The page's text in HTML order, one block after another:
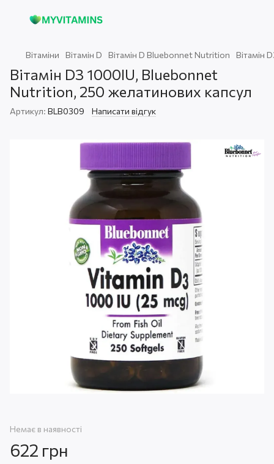
Вітаміни Вітамін D Вітамін D Bluebonnet Nutrition Вiтамiн
Вiтамiн D3 1000IU, Bluebonnet
Nutrition, 250 желатинових капсул
Артикул: BLB0309 Написати відгук
Немає в наявності
622 грн